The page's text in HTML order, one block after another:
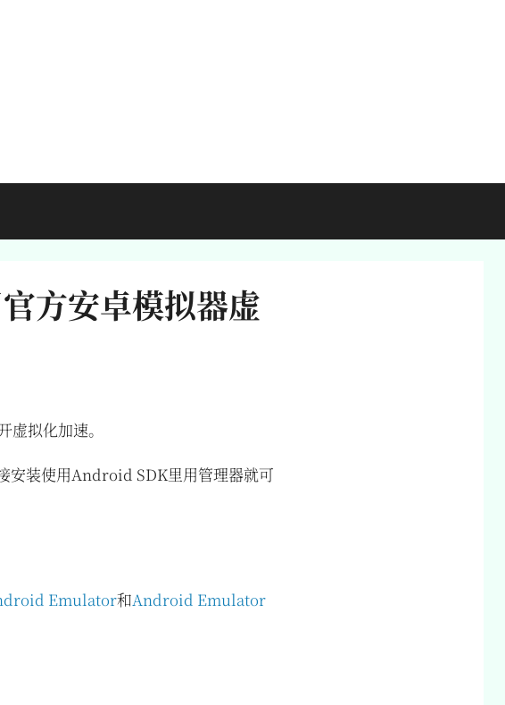
方安卓模拟器虚
拟化加速。
安装使用Android SDK里用管理器就可
Emulator和Android Emulator